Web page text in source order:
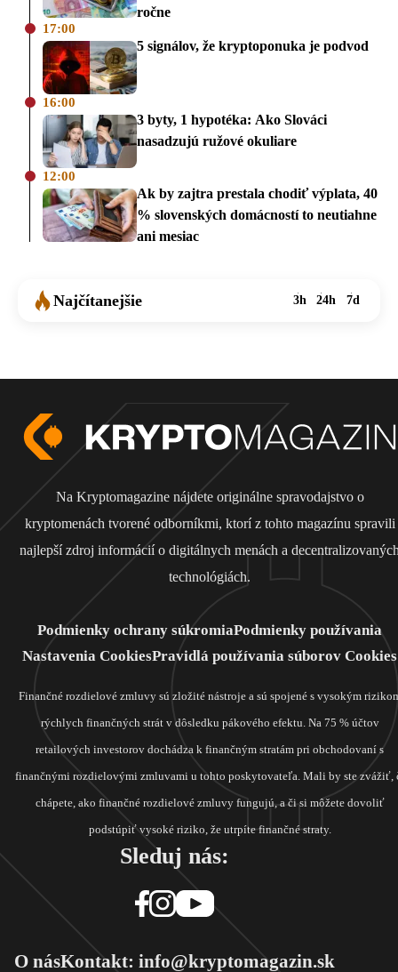
ročne
17:00
5 signálov, že kryptoponuka je podvod
16:00
3 byty, 1 hypotéka: Ako Slováci
nasadzujú ružové okuliare
12:00
Ak by zajtra prestala chodiť výplata, 40
% slovenských domácností to neutiahne
ani mesiac
Najčítanejšie 3h 24h 7d
Na Kryptomagazine nájdete originálne spravodajstvo o
kryptomenách tvorené odborníkmi, ktorí z tohto magazínu spravili
najlepší zdroj informácií o digitálnych menách a
technológiách.
Podmienky ochrany súkromiaPodmienky používania
Nastavenia CookiesPravidlá používania súborov Cookies
Finančné rozdielové zmluvy sú zložité nástroje a sú spojené s vysokým
rýchlych finančných strát v dôsledku pákového efektu. Na 75 % účtov
retailových investorov dochádza k finančným stratám pri obchodovaní s
finančnými rozdielovými zmluvami u tohto poskytovateľa. Mali by ste zvážiť,
chápete, ako finančné rozdielové zmluvy fungujú, a či si môžete dovoliť
podstúpiť vysoké riziko, že utrpíte finančné straty.
Sleduj nás:
O násKontakt: info@kryptomagazin.sk